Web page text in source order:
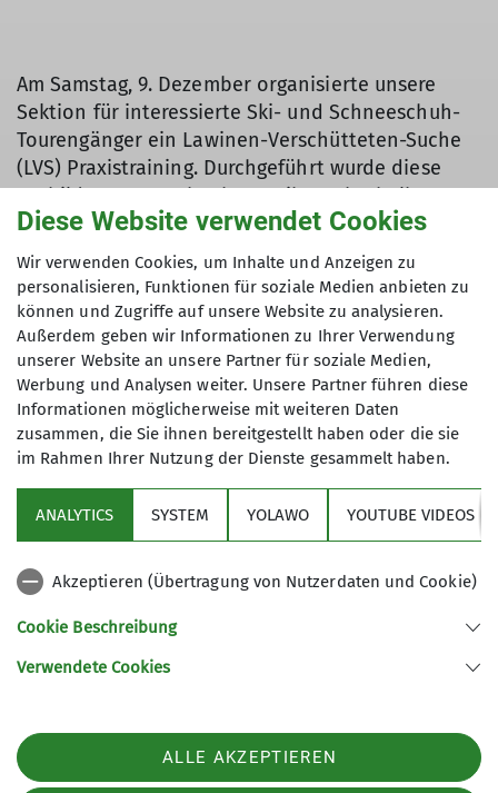
Am Samstag, 9. Dezember organisierte unsere
Sektion für interessierte Ski- und Schneeschuh-
Tourengänger ein Lawinen-Verschütteten-Suche
(LVS) Praxistraining. Durchgeführt wurde diese
Ausbildung am Eschacher Weiher, oberhalb
Buchenberg. Insgesamt 11 Teilnehmer, davon 3
Übungsleiter, waren bei dieser Veranstaltung
unterwegs. Mit der Allgäuer Bergwelt im Rücken,
gab Heinz Reinhardt zum Start im Schnee
praxisnahe Informationen zu Lawinen, Umgang
mit dem LVS-Gerät, Sonde und Schaufel. Danach
wurde in drei Gruppen aufgeteilt. Die Übungsleiter
bereiteten für jeden Gruppenteilnehmer,
nacheinander, praxisnah, eine
Personenverschüttung vor. Im Anschluss folgte
LVS-Gerät) erfolgte die Punktsuche mit der
Lawinensonde, anschließend ging es an das
Freischaufeln der „Person“. Ergänzend zur
Einzelverschüttung wurde die
weitere Erfahrungen der Übungsleiter.
Sensibilisiert wurden die Teilnehmer auch auf das
Diese Website verwendet Cookies
Wir verwenden Cookies, um Inhalte und Anzeigen zu
personalisieren, Funktionen für soziale Medien anbieten zu
können und Zugriffe auf unsere Website zu analysieren.
Außerdem geben wir Informationen zu Ihrer Verwendung
unserer Website an unsere Partner für soziale Medien,
Werbung und Analysen weiter. Unsere Partner führen diese
Informationen möglicherweise mit weiteren Daten
zusammen, die Sie ihnen bereitgestellt haben oder die sie
im Rahmen Ihrer Nutzung der Dienste gesammelt haben.
ANALYTICS SYSTEM YOLAWO YOUTUBE VIDEOS
Akzeptieren (Übertragung von Nutzerdaten und Cookie)
Cookie Beschreibung
Verwendete Cookies
ALLE AKZEPTIEREN